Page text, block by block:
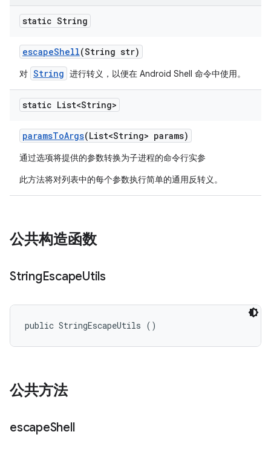
static String
escapeShell(String str)
对 String 进行转义，以便在 Android Shell 命令中使用。
static List<String>
paramsToArgs(List<String> params)
通过选项将提供的参数转换为子进程的命令行实参
此方法将对列表中的每个参数执行简单的通用反转义。
公共构造函数
StringEscapeUtils
public StringEscapeUtils ()
公共方法
escapeShell